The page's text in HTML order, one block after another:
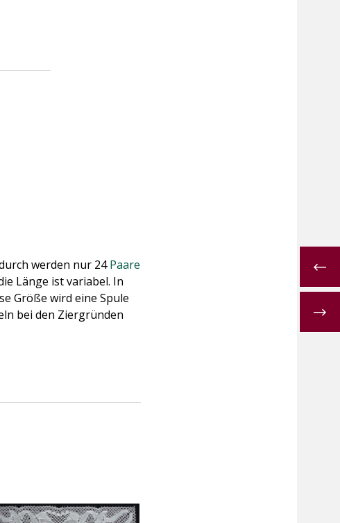
werden nur 24Paare
Länge ist variabel. In
Größe wird eine Spule
bei den Ziergründen